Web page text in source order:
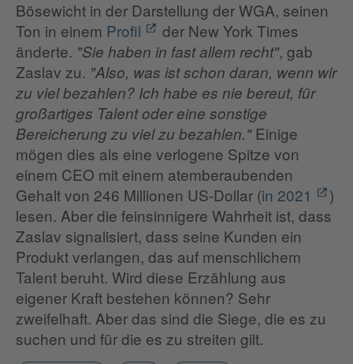
Bösewicht in der Darstellung der WGA, seinen
Ton in einem Profil
der New York Times
änderte. "Sie haben in fast allem recht", gab
Zaslav zu. "Also, was ist schon daran, wenn wir
zu viel bezahlen? Ich habe es nie bereut, für
großartiges Talent oder eine sonstige
Bereicherung zu viel zu bezahlen."Einige
mögen dies als eine verlogene Spitze von
einem CEO mit einem atemberaubenden
Gehalt von 246 Millionen US-Dollar (in 2021
)
lesen. Aber die feinsinnigere Wahrheit ist, dass
Zaslav signalisiert, dass seine Kunden ein
Produkt verlangen, das auf menschlichem
Talent beruht. Wird diese Erzählung aus
eigener Kraft bestehen können? Sehr
zweifelhaft. Aber das sind die Siege, die es zu
suchen und für die es zu streiten gilt.